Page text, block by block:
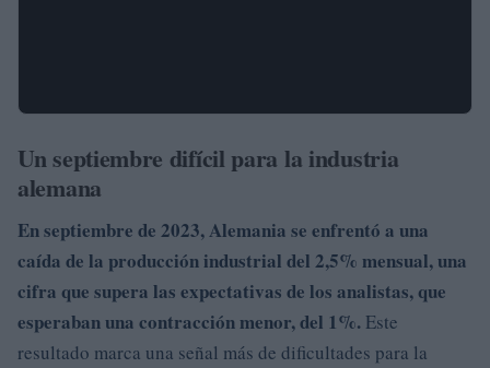
Un septiembre difícil para la industria
alemana
En septiembre de 2023, Alemania se enfrentó a una
caída de la producción industrial del 2,5% mensual, una
cifra que supera las expectativas de los analistas, que
esperaban una contracción menor, del 1%. Este
resultado marca una señal más de dificultades para la